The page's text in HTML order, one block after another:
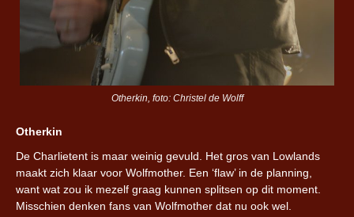
Otherkin, foto: Christel de Wolff
Otherkin
De Charlietent is maar weinig gevuld. Het gros van Lowlands
maakt zich klaar voor Wolfmother. Een ‘flaw’ in de planning,
want wat zou ik mezelf graag kunnen splitsen op dit moment.
Misschien denken fans van Wolfmother dat nu ook wel.